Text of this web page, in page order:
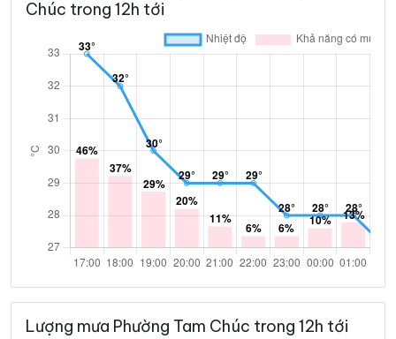
00:00 28°/35°
01:00 28°/
34°
Mây đen u ám
04:00 27°/33° Mây đen u ám
05:00 27°/33° Mây đen u ám
Chúc trong 12h tới
Lượng mưa Phường Tam Chúc trong 12h tới